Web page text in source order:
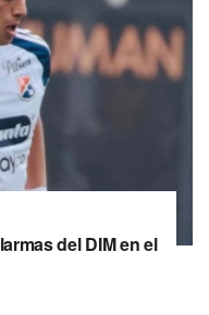
del DIM en el